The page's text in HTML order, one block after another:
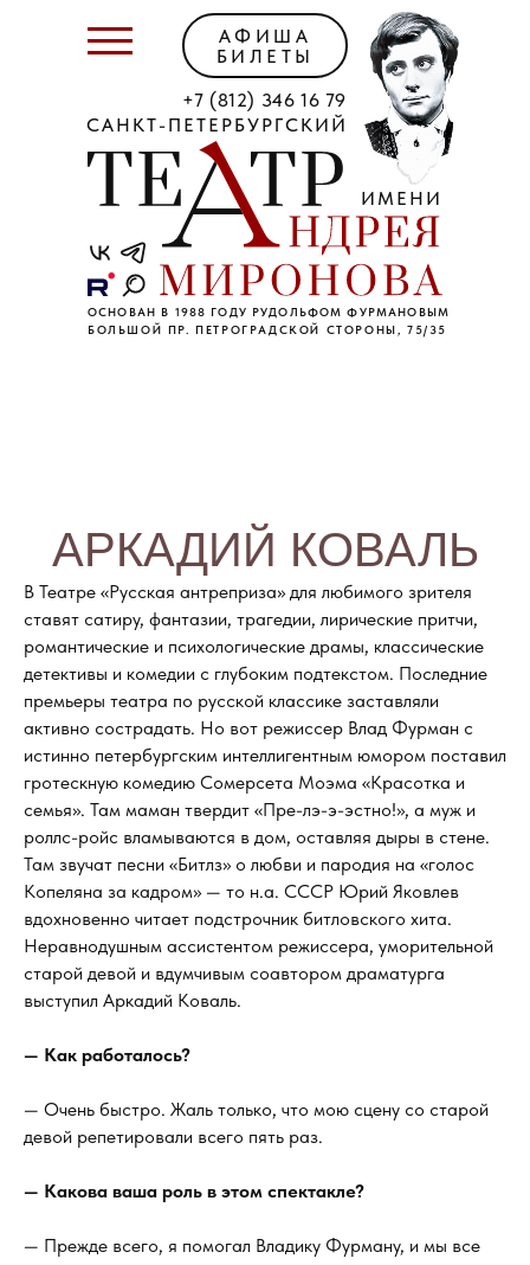
САНКТ-ПЕТЕРБУРГСКИЙ
ИМЕНИ
ОСНОВАН В 1988 ГОДУ РУДОЛЬФОМ ФУРМАНОВЫМ
+7 (812) 346 16 79
БОЛЬШОЙ ПР. ПЕТРОГРАДСКОЙ СТОРОНЫ, 75/35
АФИША
БИЛЕТЫ
АРКАДИЙ КОВАЛЬ
В Театре «Русская антреприза» для любимого зрителя
ставят сатиру, фантазии, трагедии, лирические притчи,
романтические и психологические драмы, классические
детективы и комедии с глубоким подтекстом. Последние
премьеры театра по русской классике заставляли
активно сострадать. Но вот режиссер Влад Фурман с
истинно петербургским интеллигентным юмором поставил
гротескную комедию Сомерсета Моэма «Красотка и
семья». Там маман твердит «Пре-лэ-э-эстно!», а муж и
роллс-ройс вламываются в дом, оставляя дыры в стене.
Там звучат песни «Битлз» о любви и пародия на «голос
Копеляна за кадром» — то н.а. СССР Юрий Яковлев
вдохновенно читает подстрочник битловского хита.
Неравнодушным ассистентом режиссера, уморительной
старой девой и вдумчивым соавтором драматурга
выступил Аркадий Коваль.
— Как работалось?
— Очень быстро. Жаль только, что мою сцену со старой
девой репетировали всего пять раз.
— Какова ваша роль в этом спектакле?
— Прежде всего, я помогал Владику Фурману, и мы все